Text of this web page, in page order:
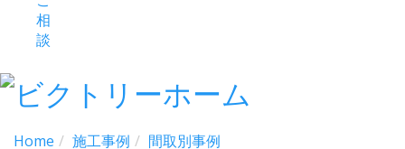
相
談
Home 施工事例 間取別事例